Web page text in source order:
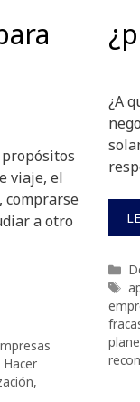
viaje, el
comprarse
a otro
Hacer
,
¿A